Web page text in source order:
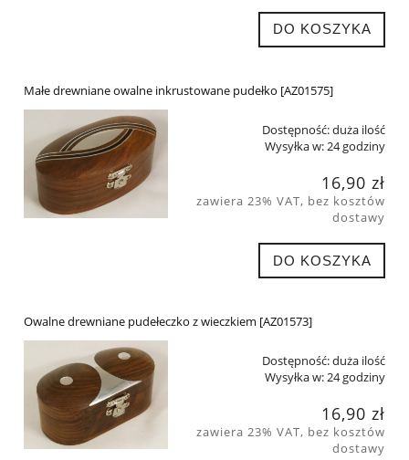
DO KOSZYKA
Małe drewniane owalne inkrustowane pudełko [AZ01575]
Dostępność:duża ilość
Wysyłka w:24 godziny
16,90 zł
zawiera 23% VAT, bez kosztów
dostawy
DO KOSZYKA
Owalne drewniane pudełeczko z wieczkiem [AZ01573]
Dostępność:duża ilość
Wysyłka w:24 godziny
16,90 zł
zawiera 23% VAT, bez kosztów
dostawy